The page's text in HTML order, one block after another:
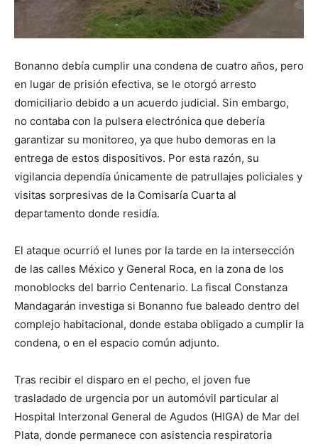
Bonanno debía cumplir una condena de cuatro años, pero
en lugar de prisión efectiva, se le otorgó arresto
domiciliario debido a un acuerdo judicial. Sin embargo,
no contaba con la pulsera electrónica que debería
garantizar su monitoreo, ya que hubo demoras en la
entrega de estos dispositivos. Por esta razón, su
vigilancia dependía únicamente de patrullajes policiales y
visitas sorpresivas de la Comisaría Cuarta al
departamento donde residía.
El ataque ocurrió el lunes por la tarde en la intersección
de las calles México y General Roca, en la zona de los
monoblocks del barrio Centenario. La fiscal Constanza
Mandagarán investiga si Bonanno fue baleado dentro del
complejo habitacional, donde estaba obligado a cumplir la
condena, o en el espacio común adjunto.
Tras recibir el disparo en el pecho, el joven fue
trasladado de urgencia por un automóvil particular al
Hospital Interzonal General de Agudos (HIGA) de Mar del
Plata, donde permanece con asistencia respiratoria